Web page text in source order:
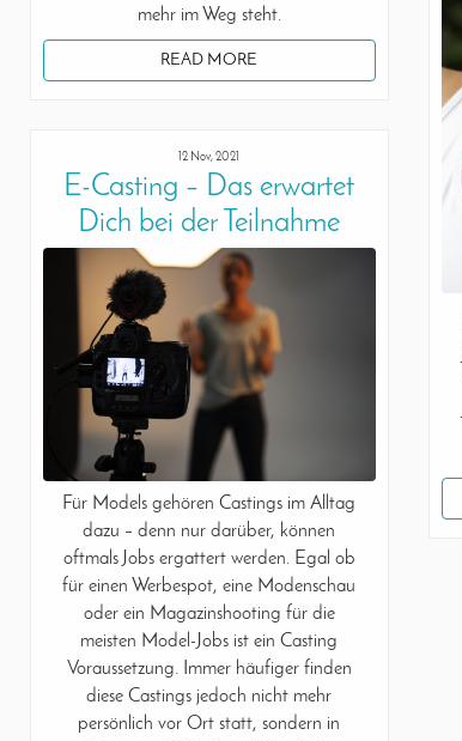
mehr im Weg steht.
READ MORE
12 Nov, 2021
E-Casting – Das erwartet
Dich bei der Teilnahme
Für Models gehören Castings im Alltag
dazu – denn nur darüber, können
oftmals Jobs ergattert werden. Egal ob
für einen Werbespot, eine Modenschau
oder ein Magazinshooting für die
meisten Model-Jobs ist ein Casting
Voraussetzung. Immer häufiger finden
diese Castings jedoch nicht mehr
persönlich vor Ort statt, sondern in